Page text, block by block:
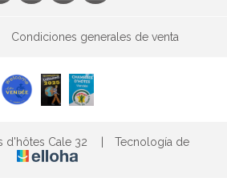
Condiciones generales de venta
d'hôtes Cale 32 Tecnología de